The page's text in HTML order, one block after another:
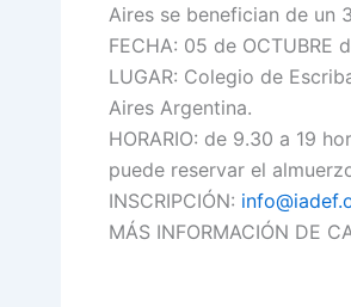
Aires se benefician de un
FECHA: 05 de OCTUBRE
LUGAR: Colegio de
Aires Argentina.
HORARIO: de 9.30 a 19
puede reservar el
INSCRIPCIÓN:
MÁS INFORMACIÓN DE